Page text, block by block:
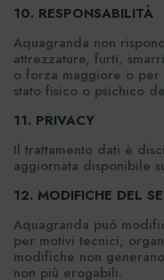
10. RESPONSABILITÀ
Aquagranda non
attrezzature, furti,
o forza maggiore o per
stato fisico o psichico
11. PRIVACY
Il trattamento dati è
aggiornata disponibile
12. MODIFICHE DEL
Aquagranda può
per motivi tecnici,
modifiche non
non più erogabili.